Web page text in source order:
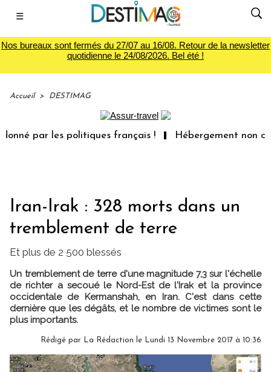
☰
Nos bureaux sont fermés du 27/07 au 16/08. Retour de la newsletter
quotidienne le 24/08/2026. Bel été !
Accueil > DESTIMAG
par les politiques français ! Hébergement non
Iran-Irak : 328 morts dans un
tremblement de terre
Et plus de 2 500 blessés
Un tremblement de terre d'une magnitude 7,3 sur l'échelle
de richter a secoué le Nord-Est de l'Irak et la province
occidentale de Kermanshah, en Iran. C'est dans cette
dernière que les dégâts, et le nombre de victimes sont le
plus importants.
Rédigé par La Rédaction le Lundi 13 Novembre 2017 à 10:36